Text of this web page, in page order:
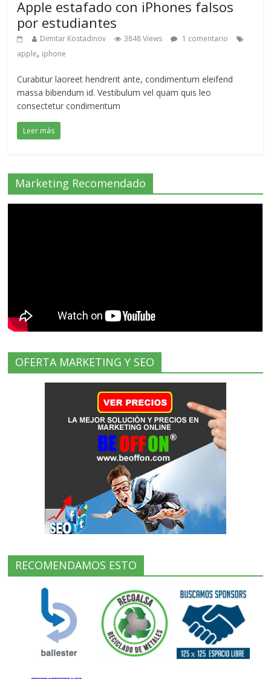
Apple estafado con iPhones falsos
por estudiantes
Dimitar Kostadinov 3848 Views
1 comentario
apple, iphone
Curabitur laoreet hendrerit ante, condimentum eleifend
massa bibendum id. Vestibulum vel quam quis leo
consectetur condimentum
Leer más
Marketing Recomendado
OFERTA MARKETING Y SEO
RECOMENDAMOS ESTO